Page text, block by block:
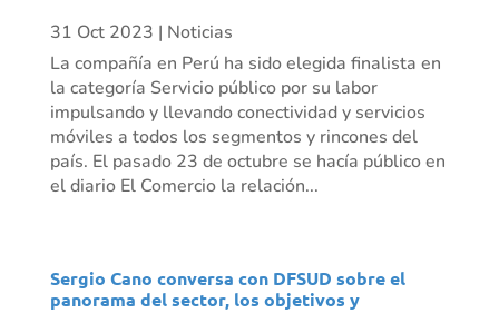
31 Oct 2023 | Noticias
La compañía en Perú ha sido elegida finalista en
la categoría Servicio público por su labor
impulsando y llevando conectividad y servicios
móviles a todos los segmentos y rincones del
país. El pasado 23 de octubre se hacía público en
el diario El Comercio la relación...
Sergio Cano conversa con DFSUD sobre el
panorama del sector, los objetivos y